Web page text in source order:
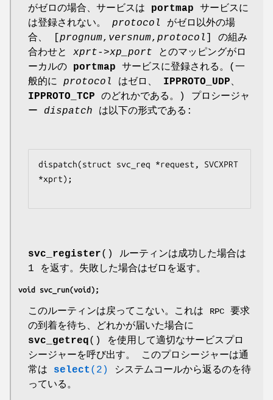
がゼロの場合、サービスは portmap サービスに
は登録されない。 protocol
がゼロ以外の場
合、 [ prognum, versnum, protocol
] の組み
合わせと xprt->xp_port とのマッピングがロ
ーカルの portmap サービスに登録される。(一
般的に protocol はゼロ、 IPPROTO_UDP、
IPPROTO_TCP のどれかである。) プロシージャ
ー dispatch は以下の形式である:
dispatch(struct svc_req *request, SVCXPRT
*xprt);
svc_register() ルーティンは成功した場合は
1 を返す。失敗した場合はゼロを返す。
void svc_run(void);
このルーティンは戻ってこない。これは RPC 要求
の到着を待ち、どれかが届いた場合に
svc_getreq() を使用して適切なサービスプロ
シージャーを呼び出す。 このプロシージャーは通
常は select (2)
システムコールから返るのを待
っている。